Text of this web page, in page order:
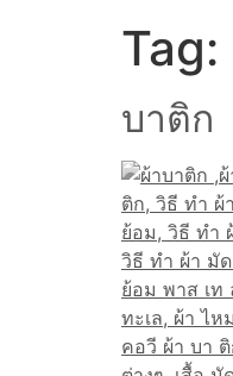
Tag:
บาติก